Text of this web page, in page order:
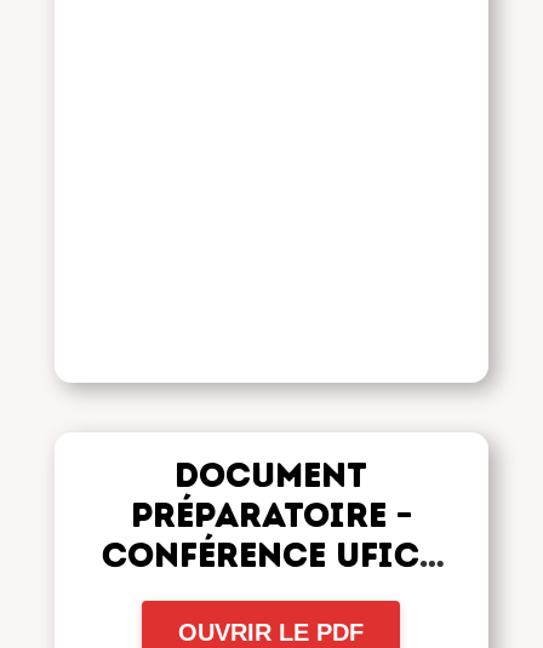
Document
préparatoire –
Conférence UFICT
2020
OUVRIR LE PDF